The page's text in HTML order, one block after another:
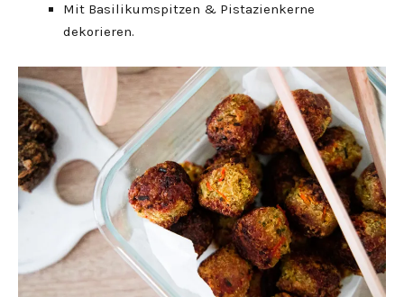
Mit Basilikumspitzen & Pistazienkerne
dekorieren.